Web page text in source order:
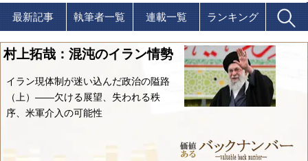
最新記事 執筆者一覧 連載一覧 ランキング
村上拓哉：混沌のイラン情勢
イラン現体制が迷い込んだ政治の隘路
（上）――欠ける展望、失われる秩
序、米軍介入の可能性